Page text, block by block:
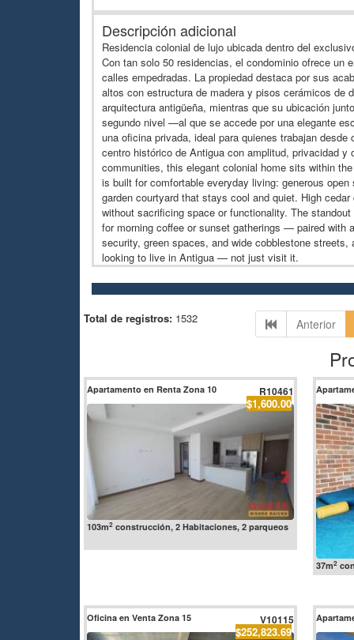
Descripción adicional
Residencia colonial de lujo ubicada dentro del
Con tan solo 50 residencias, el condominio ofrece un
calles empedradas. La propiedad destaca por sus
altos con estructura de madera y pisos cerámicos de
arquitectura antigüeña, mientras que su ubicación
segundo nivel —al que se accede por una elegante
una oficina privada, ideal para quienes trabajan
centro histórico de Antigua con amplitud, privacidad
communities, this elegant colonial home sits within
is built for comfortable everyday living: generous
garden courtyard that stays cool and quiet. High
without sacrificing space or functionality. The
for morning coffee or sunset gatherings — paired with
security, green spaces, and wide cobblestone
looking to live in Antigua — not just visit it.
Total de registros:1532 Anterior
Apartamento en Renta Zona 10 R10461
$1,600.00
103m2construcción, 2 Habitaciones, 2 parqueos
37m2
Oficina en Venta Zona 15 V10115
$252,823.69